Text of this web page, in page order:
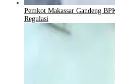
Pemkot Makassar Gandeng
Regulasi